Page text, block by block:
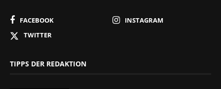
FACEBOOK
INSTAGRAM
TWITTER
TIPPS DER REDAKTION